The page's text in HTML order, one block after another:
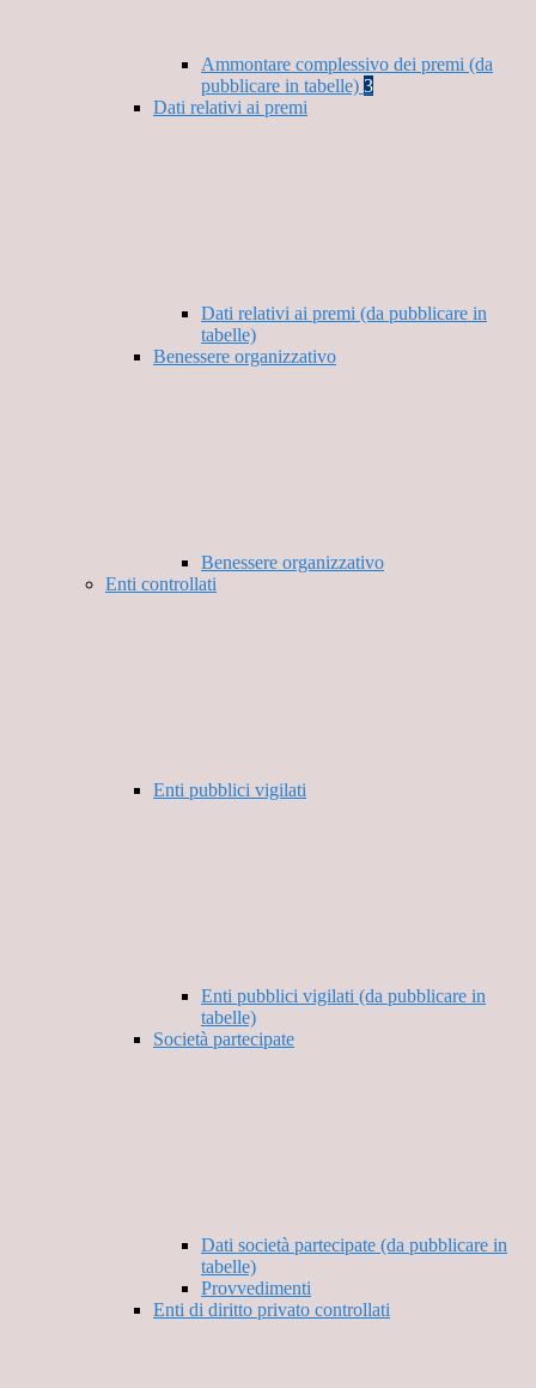
Ammontare complessivo dei premi (da
pubblicare in tabelle) 3
Dati relativi ai premi
Dati relativi ai premi (da pubblicare in
tabelle)
Benessere organizzativo
Benessere organizzativo
Enti controllati
Enti pubblici vigilati
Enti pubblici vigilati (da pubblicare in
tabelle)
Società partecipate
Dati società partecipate (da pubblicare in
tabelle)
Provvedimenti
Enti di diritto privato controllati